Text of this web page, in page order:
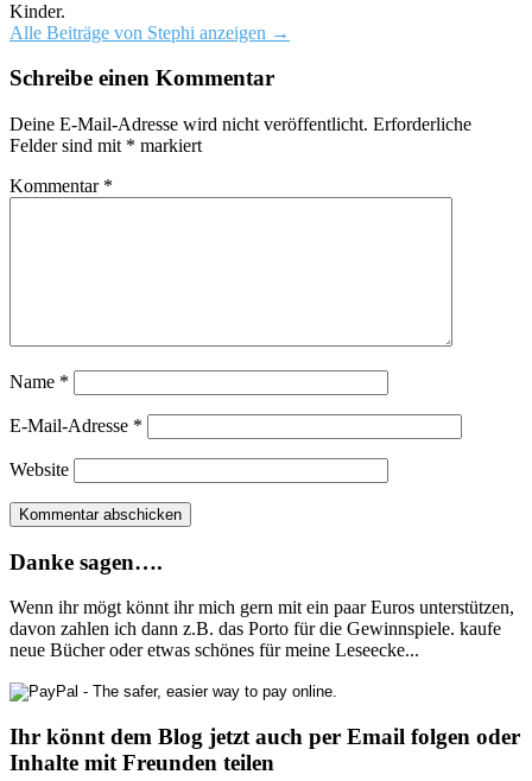
Kinder.
Alle Beiträge von Stephi anzeigen →
Schreibe einen Kommentar
Deine E-Mail-Adresse wird nicht veröffentlicht. Erforderliche
Felder sind mit * markiert
Kommentar *
Name *
E-Mail-Adresse *
Website
Danke sagen….
Wenn ihr mögt könnt ihr mich gern mit ein paar Euros unterstützen,
davon zahlen ich dann z.B. das Porto für die Gewinnspiele. kaufe
neue Bücher oder etwas schönes für meine Leseecke...
Ihr könnt dem Blog jetzt auch per Email folgen oder
Inhalte mit Freunden teilen